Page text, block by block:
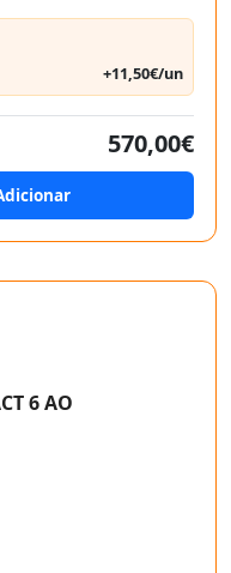
+11,50€/un
570,00€
6 AO